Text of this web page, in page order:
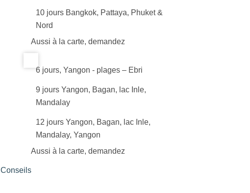
10 jours Bangkok, Pattaya, Phuket &
Nord
Aussi à la carte, demandez
6 jours, Yangon - plages – Ebri
9 jours Yangon, Bagan, lac Inle,
Mandalay
12 jours Yangon, Bagan, lac Inle,
Mandalay, Yangon
Aussi à la carte, demandez
Conseils